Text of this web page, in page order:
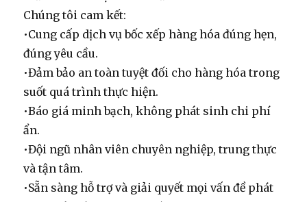
Chúng tôi cam kết:
•Cung cấp dịch vụ bốc xếp hàng hóa đúng hẹn,
đúng yêu cầu.
•Đảm bảo an toàn tuyệt đối cho hàng hóa trong
suốt quá trình thực hiện.
•Báo giá minh bạch, không phát sinh chi phí
ẩn.
•Đội ngũ nhân viên chuyên nghiệp, trung thực
và tận tâm.
•Sẵn sàng hỗ trợ và giải quyết mọi vấn đề phát